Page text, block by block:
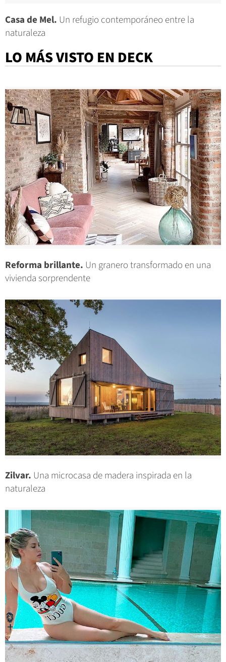
Casa de Mel. Un refugio contemporáneo entre la
naturaleza
LO MÁS VISTO EN DECK
Reforma brillante. Un granero transformado en una
vivienda sorprendente
Zilvar. Una microcasa de madera inspirada en la
naturaleza